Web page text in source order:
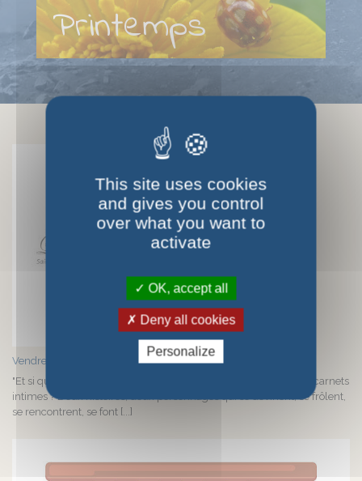
Printemps
Actualités
Vendredi 7 août : concert "Les Voies du coeur"
"Et si quelqu’un recevait les confidences que l’on écrit dans nos carnets
intimes ? Deux histoires, deux personnages qui se devinent, se frôlent,
se rencontrent, se font [...]
This site uses cookies
and gives you control
over what you want to
activate
OK, accept all
Deny all cookies
Personalize